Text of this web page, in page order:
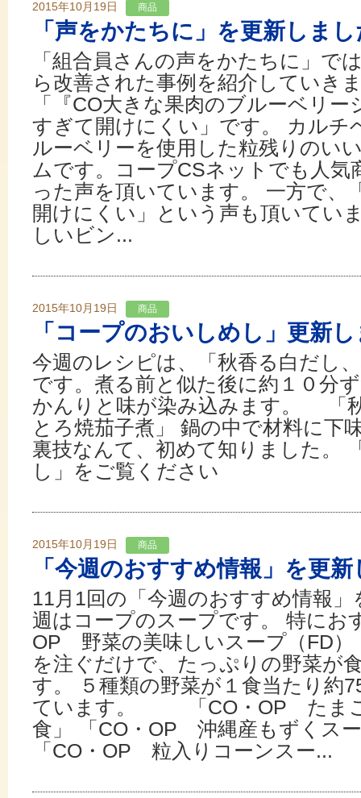
2015年10月19日 商品
「声をかたちに」を更新しま
「組合員さんの声をかたちに」で
ら改善された事例を紹介していき
「『CO大きな果肉のブルーベリ
すぎて開けにくい」です。 カルチ
ルーベリーを使用した粒残りのい
ムです。コープCSネットでも人気
った声を頂いています。 一方で、
開けにくい」という声も頂いてい
しいビン...
2015年10月19日 商品
「コープのおいしめし」更新
今週のレシピは、「秋香る白だし
です。煮る前と似た後に約１０分
かんりと味が染み込みます。 「
とろ焼茄子煮」 鍋の中で材料に下
裏技なんて、初めて知りました。
し」をご覧ください
2015年10月19日 商品
「今週のおすすめ情報」を更
11月1回の「今週のおすすめ情報
週はコープのスープです。 特にお
OP 野菜の美味しいスープ（FD
を注ぐだけで、たっぷりの野菜が
す。 ５種類の野菜が１食当たり約
ています。 「CO・OP たま
食」 「CO・OP 沖縄産もずくス
「CO・OP 粒入りコーンスー...